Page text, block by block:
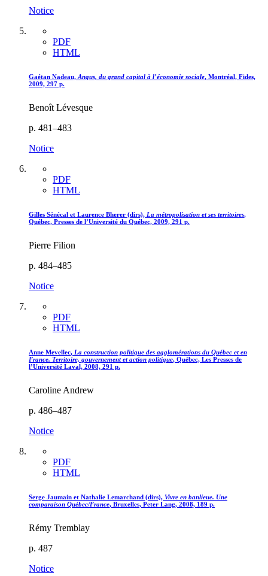
Notice
PDF
HTML
Gaétan Nadeau, Angus, du grand capital à l’économie sociale, Montréal, Fides,
2009, 297 p.
Benoît Lévesque
p. 481–483
Notice
PDF
HTML
Gilles Sénécal et Laurence Bherer (dirs), La métropolisation et ses territoires,
Québec, Presses de l’Université du Québec, 2009, 291 p.
Pierre Filion
p. 484–485
Notice
PDF
HTML
Anne Mevellec, La construction politique des agglomérations du Québec et en
France. Territoire, gouvernement et action politique, Québec, Les Presses de
l’Université Laval, 2008, 291 p.
Caroline Andrew
p. 486–487
Notice
PDF
HTML
Serge Jaumain et Nathalie Lemarchand (dirs), Vivre en banlieue. Une
comparaison Québec/France, Bruxelles, Peter Lang, 2008, 189 p.
Rémy Tremblay
p. 487
Notice